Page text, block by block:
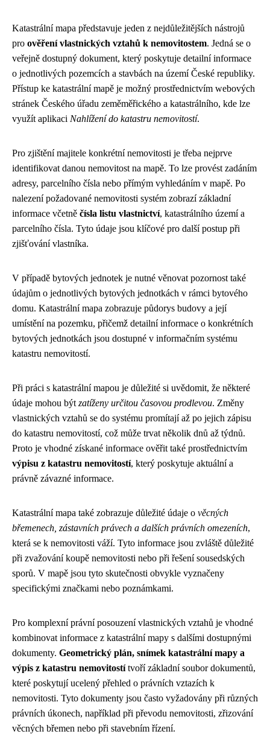
Katastrální mapa představuje jeden z nejdůležitějších nástrojů
pro ověření vlastnických vztahů k nemovitostem. Jedná se o
veřejně dostupný dokument, který poskytuje detailní informace
o jednotlivých pozemcích a stavbách na území České republiky.
Přístup ke katastrální mapě je možný prostřednictvím webových
stránek Českého úřadu zeměměřického a katastrálního, kde lze
využít aplikaci Nahlížení do katastru nemovitostí.
Pro zjištění majitele konkrétní nemovitosti je třeba nejprve
identifikovat danou nemovitost na mapě. To lze provést zadáním
adresy, parcelního čísla nebo přímým vyhledáním v mapě. Po
nalezení požadované nemovitosti systém zobrazí základní
informace včetně čísla listu vlastnictví, katastrálního území a
parcelního čísla. Tyto údaje jsou klíčové pro další postup při
zjišťování vlastníka.
V případě bytových jednotek je nutné věnovat pozornost také
údajům o jednotlivých bytových jednotkách v rámci bytového
domu. Katastrální mapa zobrazuje půdorys budovy a její
umístění na pozemku, přičemž detailní informace o konkrétních
bytových jednotkách jsou dostupné v informačním systému
katastru nemovitostí.
Při práci s katastrální mapou je důležité si uvědomit, že některé
údaje mohou být zatíženy určitou časovou prodlevou. Změny
vlastnických vztahů se do systému promítají až po jejich zápisu
do katastru nemovitostí, což může trvat několik dnů až týdnů.
Proto je vhodné získané informace ověřit také prostřednictvím
výpisu z katastru nemovitostí, který poskytuje aktuální a
právně závazné informace.
Katastrální mapa také zobrazuje důležité údaje o věcných
břemenech, zástavních právech a dalších právních omezeních,
která se k nemovitosti váží. Tyto informace jsou zvláště důležité
při zvažování koupě nemovitosti nebo při řešení sousedských
sporů. V mapě jsou tyto skutečnosti obvykle vyznačeny
specifickými značkami nebo poznámkami.
Pro komplexní právní posouzení vlastnických vztahů je vhodné
kombinovat informace z katastrální mapy s dalšími dostupnými
dokumenty. Geometrický plán, snímek katastrální mapy a
výpis z katastru nemovitostítvoří základní soubor dokumentů,
které poskytují ucelený přehled o právních vztazích k
nemovitosti. Tyto dokumenty jsou často vyžadovány při různých
právních úkonech, například při převodu nemovitosti, zřizování
věcných břemen nebo při stavebním řízení.